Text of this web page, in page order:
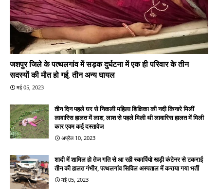
जशपुर जिले के पत्थलगांव में सड़क दुर्घटना में एक ही परिवार के तीन
सदस्यों की मौत हो गई, तीन अन्य घायल
मई 05, 2023
तीन दिन पहले घर से निकली महिला शिक्षिका की नदी किनारे मिलीं
लावारिस हालत में लाश, लाश से पहले मिली थी लावारिस हालत में मिली
कार एवम कई दस्तावेज
अप्रैल 10, 2023
शादी में शामिल हो तेज गति से आ रही स्कार्पियो खड़ी कंटेनर से टकराई
तीन की हालत गंभीर, पत्थलगांव सिविल अस्पताल में कराया गया भर्ती
मई 05, 2023